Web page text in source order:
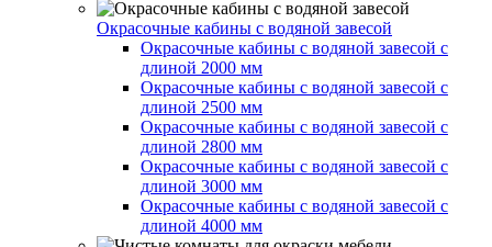
Окрасочные кабины с водяной завесой
Окрасочные кабины с водяной завесой с
длиной 2000 мм
Окрасочные кабины с водяной завесой с
длиной 2500 мм
Окрасочные кабины с водяной завесой с
длиной 2800 мм
Окрасочные кабины с водяной завесой с
длиной 3000 мм
Окрасочные кабины с водяной завесой с
длиной 4000 мм